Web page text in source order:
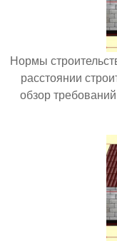
Нормы
расстоянии
обзор